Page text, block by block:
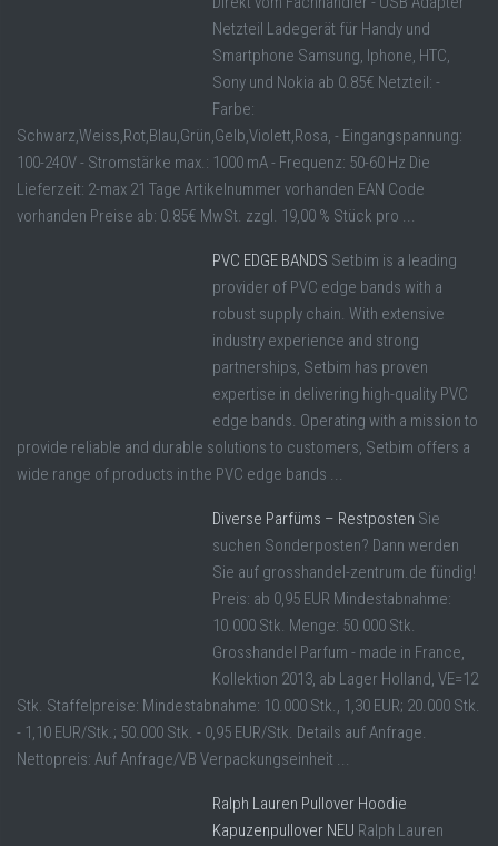
Netzteil Ladegerät für Handy und
Smartphone Samsung, Iphone, HTC,
Sony und Nokia ab 0.85€ Netzteil: -
Farbe:
Schwarz,Weiss,Rot,Blau,Grün,Gelb,Violett,Rosa, - Eingangspannung:
100-240V - Stromstärke max.: 1000 mA - Frequenz: 50-60 Hz Die
Lieferzeit: 2-max 21 Tage Artikelnummer vorhanden EAN Code
vorhanden Preise ab: 0.85€ MwSt. zzgl. 19,00 % Stück pro ...
PVC EDGE BANDS Setbim is a leading
provider of PVC edge bands with a
robust supply chain. With extensive
industry experience and strong
partnerships, Setbim has proven
expertise in delivering high-quality PVC
edge bands. Operating with a mission to
provide reliable and durable solutions to customers, Setbim offers a
wide range of products in the PVC edge bands ...
Diverse Parfüms – Restposten Sie
suchen Sonderposten? Dann werden
Sie auf grosshandel-zentrum.de fündig!
Preis: ab 0,95 EUR Mindestabnahme:
10.000 Stk. Menge: 50.000 Stk.
Grosshandel Parfum - made in France,
Kollektion 2013, ab Lager Holland, VE=12
Stk. Staffelpreise: Mindestabnahme: 10.000 Stk., 1,30 EUR; 20.000 Stk.
- 1,10 EUR/Stk.; 50.000 Stk. - 0,95 EUR/Stk. Details auf Anfrage.
Nettopreis: Auf Anfrage/VB Verpackungseinheit ...
Ralph Lauren Pullover Hoodie
Kapuzenpullover NEU Ralph Lauren